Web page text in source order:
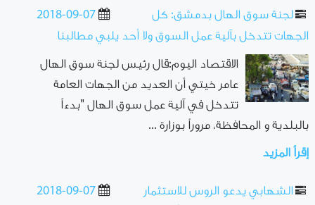
2018-09-07
لجنة سوق الهال بدمشق: كل
الجهات تتدخل بآلية عمل السوق ولا أحد يلبي مطالبنا
الاقتصاد اليوم:قال رئيس لجنة سوق الهال
عامر خيتي أن العديد من الجهات العامة
تتدخل في آلية عمل سوق الهال "بدءاً
بالبلدية و المحافظة، مروراً بوزارة ...
إقرأ المزيد
2018-09-07
الشهابي يدعو الروس للاستثمار